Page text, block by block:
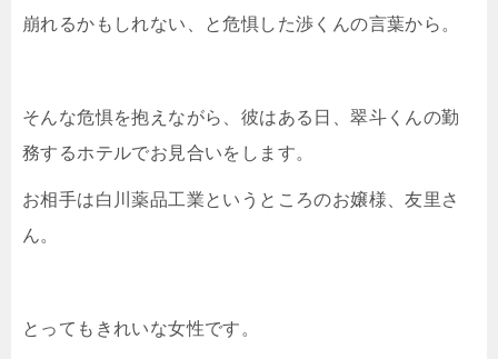
崩れるかもしれない、と危惧した渉くんの言葉から。
そんな危惧を抱えながら、彼はある日、翠斗くんの勤
務するホテルでお見合いをします。
お相手は白川薬品工業というところのお嬢様、友里さ
ん。
とってもきれいな女性です。